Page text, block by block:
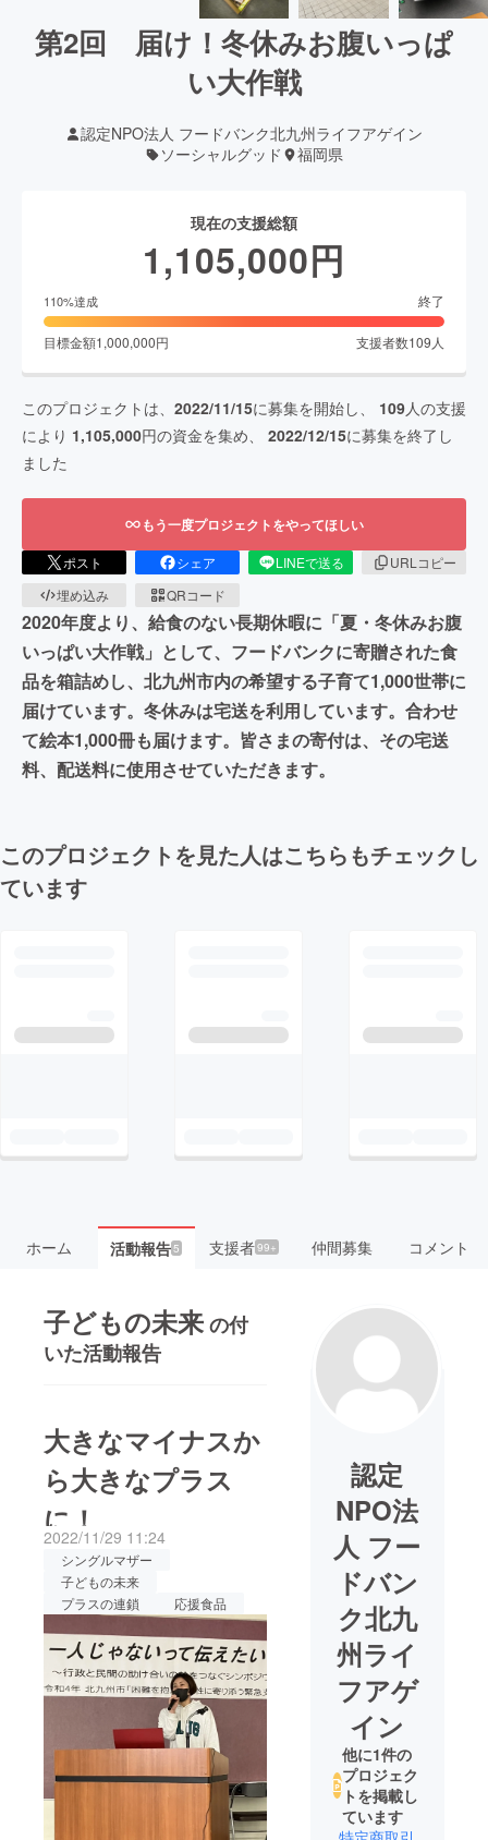
第2回 届け！冬休みお腹いっぱ
い大作戦
認定NPO法人 フードバンク北九州ライフアゲイン
ソーシャルグッド
福岡県
現在の支援総額
1,105,000円
110%達成 終了
目標金額1,000,000円 支援者数109 人
このプロジェクトは、 2022/11/15に募集を開始し、 109人の支援
により 1,105,000円の資金を集め、 2022/12/15に募集を終了し
ました
もう一度プロジェクトをやってほしい
ポスト シェア LINEで送る
URLコピー
埋め込み
QRコード
2020年度より、給食のない長期休暇に「夏・冬休みお腹
いっぱい大作戦」として、フードバンクに寄贈された食
品を箱詰めし、北九州市内の希望する子育て1,000世帯に
届けています。冬休みは宅送を利用しています。合わせ
て絵本1,000冊も届けます。皆さまの寄付は、その宅送
料、配送料に使用させていただきます。
このプロジェクトを見た人はこちらもチェックし
ています
ホーム 活動報告5 支援者99+ 仲間募集 コメント
子どもの未来の付
いた活動報告
大きなマイナスか
ら大きなプラス
に！
2022/11/29 11:24
シングルマザー
子どもの未来
プラスの連鎖
応援食品
認定
NPO法
人 フー
ドバン
ク北九
州ライ
フアゲ
イン
他に1件の
プロジェク
トを掲載し
ています